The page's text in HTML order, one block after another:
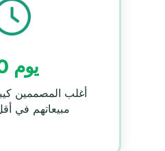
30 يوم
أغلب المصممين
مبيعاتهم في